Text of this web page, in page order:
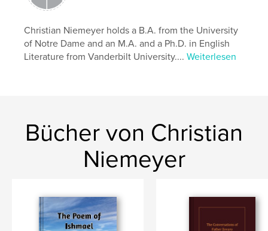
Christian Niemeyer holds a B.A. from the University
of Notre Dame and an M.A. and a Ph.D. in English
Literature from Vanderbilt University....Weiterlesen
Bücher von Christian
Niemeyer